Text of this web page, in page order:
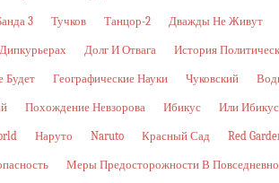
3 Тучков Танцор-2 Дважды Не Живут
Долг И Отвага История
Будет Географические Науки Чуковский
Похождение Невзорова Ибикус Или Ибикус
Наруто Naruto Красный Сад Red
Меры Предосторожности В